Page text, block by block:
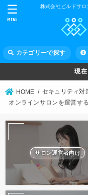
株式会社ビルドサ
カテゴリーで探す
MENU
現
HOME
セキュリティ対
オンラインサロンを運営す
サロン運営者向け